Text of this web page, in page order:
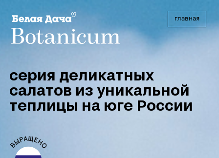
главная
серия деликатных
салатов из уникальной
теплицы на юге России